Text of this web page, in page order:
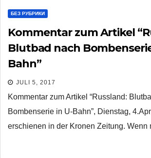
БЕЗ РУБРИКИ
Kommentar zum Artikel
Blutbad nach
Bahn”
JULI 5, 2017
Kommentar zum Artikel “Russland:
Bombenserie in U-Bahn”, Dienstag,
erschienen in der Kronen Zeitung.